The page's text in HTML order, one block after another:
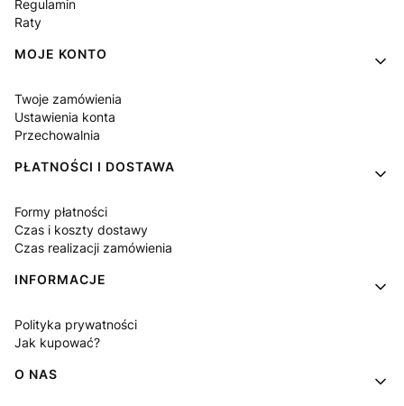
Regulamin
Raty
MOJE KONTO
Twoje zamówienia
Ustawienia konta
Przechowalnia
PŁATNOŚCI I DOSTAWA
Formy płatności
Czas i koszty dostawy
Czas realizacji zamówienia
INFORMACJE
Polityka prywatności
Jak kupować?
O NAS